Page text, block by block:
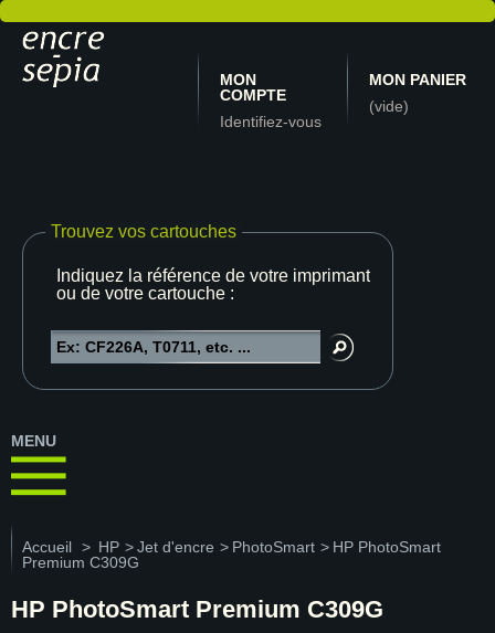
MON
COMPTE
Identifiez-vous
MON PANIER
(vide)
Trouvez vos cartouches
Indiquez la référence de votre imprimante
ou de votre cartouche :
MENU
Accueil > HP >Jet d'encre > PhotoSmart > HP PhotoSmart
Premium C309G
HP PhotoSmart Premium C309G